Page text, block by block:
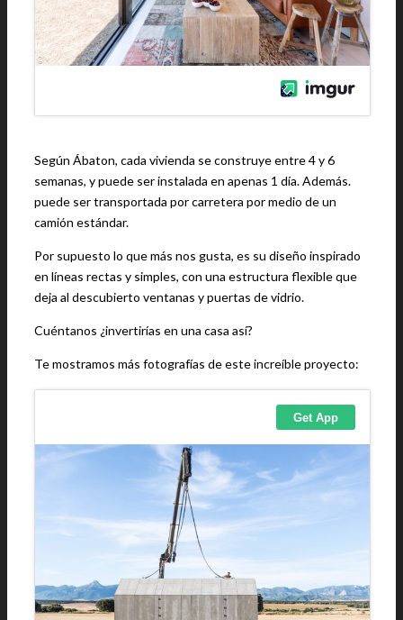
Según Ábaton, cada vivienda se construye entre 4 y 6
semanas, y puede ser instalada en apenas 1 día. Además.
puede ser transportada por carretera por medio de un
camión estándar.
Por supuesto lo que más nos gusta, es su diseño inspirado
en líneas rectas y simples, con una estructura flexible que
deja al descubierto ventanas y puertas de vidrio.
Cuéntanos ¿invertirías en una casa así?
Te mostramos más fotografías de este increíble proyecto: